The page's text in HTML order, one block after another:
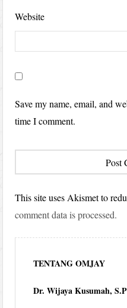
Website
Save my name, email, and
time I comment.
This site uses Akismet to
comment data is processed.
TENTANG OMJAY
Dr. Wijaya Kusumah,